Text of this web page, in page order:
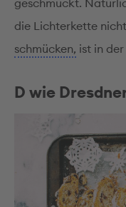
die Lichterkette
schmücken, ist in
D wie